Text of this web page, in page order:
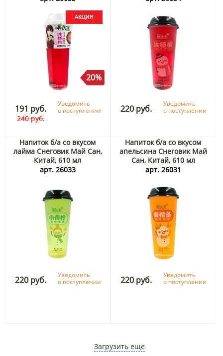
20%
191 руб.
240 руб.
Уведомить
о поступлении
220 руб.
Уведомить
о поступлении
Напиток б/а со вкусом
лайма Снеговик Май Сан,
Китай, 610 мл
арт. 26033
220 руб.
Уведомить
о поступлении
Напиток б/а со вкусом
апельсина Снеговик Май
Сан, Китай, 610 мл
арт. 26031
220 руб.
Уведомить
о поступлении
Загрузить еще